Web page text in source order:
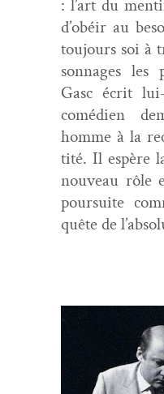
: l’art du
d’obéir au
tou­jours soi à
son­nages les
Gasc écrit
comé­di­en
homme à la
tité. Il espère
nou­veau rôle
pour­suite
quête de